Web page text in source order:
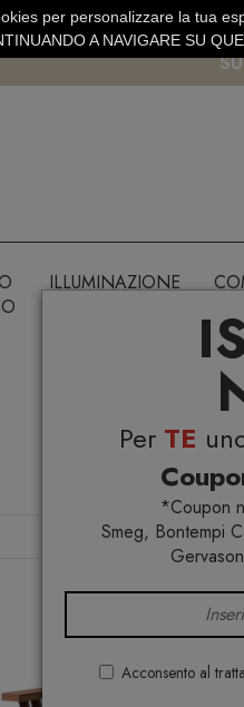
Per TE
*Coupon
Smeg, Bontempi
Acconsento al
SOPRA 99 EURO
ILLUMINAZIONE
Home
per personalizzare la tua
A NAVIGARE SU